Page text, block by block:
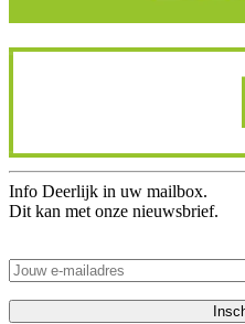
Info Deerlijk in uw mailbox.
Dit kan met onze nieuwsbrief.